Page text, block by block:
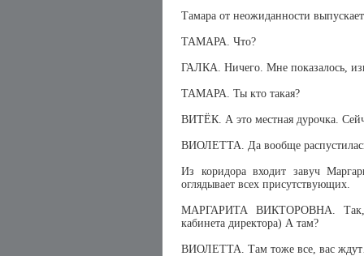
Тамара от неожиданности
ТАМАРА. Что?
ГАЛКА. Ничего. Мне показалось,
ТАМАРА. Ты кто такая?
ВИТЁК. А это местная дурочка.
ВИОЛЕТТА. Да вообще
Из коридора входит завуч
оглядывает всех присутствующих.
МАРГАРИТА ВИКТОРОВНА. Так,
кабинета директора) А там?
ВИОЛЕТТА. Там тоже все, вас